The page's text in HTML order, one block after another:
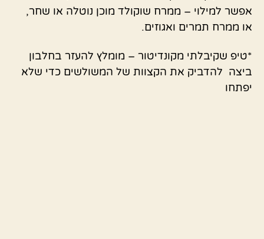
אפשר למילוי – ממרח שוקולד מוכן נוטלה או שחר,
או ממרח תמרים ואגוזים.
*טיפ שקיבלתי מקונדיטור – מומלץ להעזר בחלבון
ביצה להדביק את הקצוות של המשולשים כדי שלא
יפתחו